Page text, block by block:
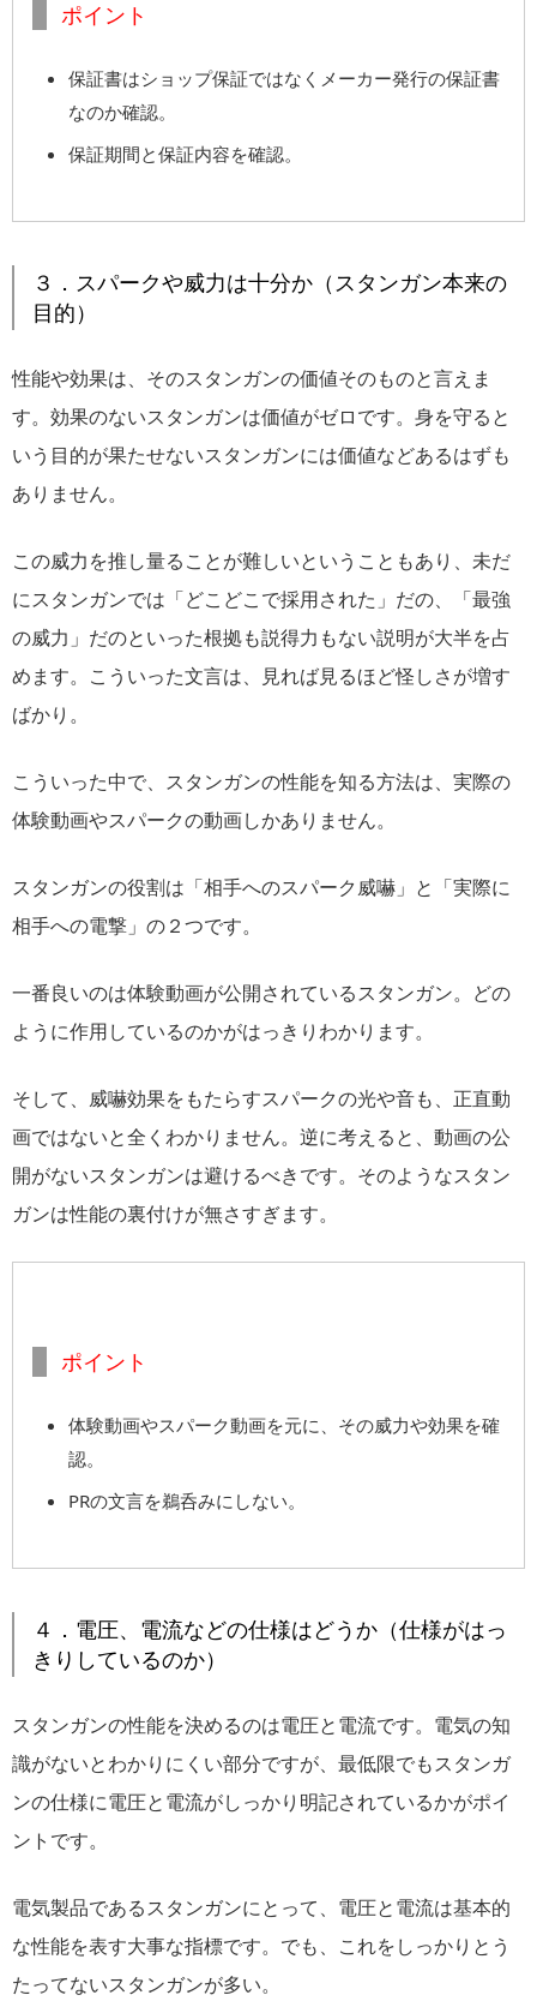
ポイント
保証書はショップ保証ではなくメーカー発行の保証書
なのか確認。
保証期間と保証内容を確認。
３．スパークや威力は十分か（スタンガン本来の
目的）
性能や効果は、そのスタンガンの価値そのものと言えま
す。効果のないスタンガンは価値がゼロです。身を守ると
いう目的が果たせないスタンガンには価値などあるはずも
ありません。
この威力を推し量ることが難しいということもあり、未だ
にスタンガンでは「どこどこで採用された」だの、「最強
の威力」だのといった根拠も説得力もない説明が大半を占
めます。こういった文言は、見れば見るほど怪しさが増す
ばかり。
こういった中で、スタンガンの性能を知る方法は、実際の
体験動画やスパークの動画しかありません。
スタンガンの役割は「相手へのスパーク威嚇」と「実際に
相手への電撃」の２つです。
一番良いのは体験動画が公開されているスタンガン。どの
ように作用しているのかがはっきりわかります。
そして、威嚇効果をもたらすスパークの光や音も、正直動
画ではないと全くわかりません。逆に考えると、動画の公
開がないスタンガンは避けるべきです。そのようなスタン
ガンは性能の裏付けが無さすぎます。
ポイント
体験動画やスパーク動画を元に、その威力や効果を確
認。
PRの文言を鵜呑みにしない。
４．電圧、電流などの仕様はどうか（仕様がはっ
きりしているのか）
スタンガンの性能を決めるのは電圧と電流です。電気の知
識がないとわかりにくい部分ですが、最低限でもスタンガ
ンの仕様に電圧と電流がしっかり明記されているかがポイ
ントです。
電気製品であるスタンガンにとって、電圧と電流は基本的
な性能を表す大事な指標です。でも、これをしっかりとう
たってないスタンガンが多い。